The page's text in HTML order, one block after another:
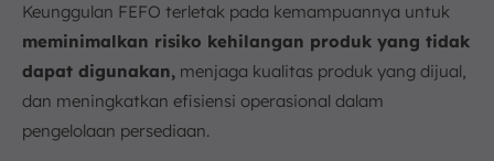
Keunggulan FEFO terletak pada kemampuannya untuk
meminimalkan risiko kehilangan produk yang tidak
dapat digunakan, menjaga kualitas produk yang dijual,
dan meningkatkan efisiensi operasional dalam
pengelolaan persediaan.